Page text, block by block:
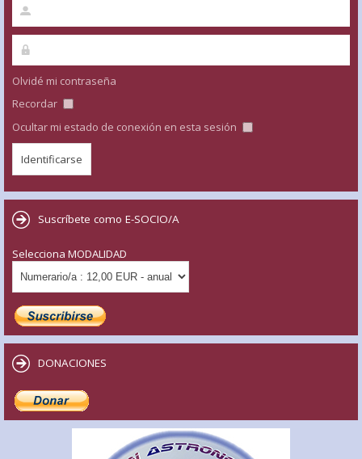
Olvidé mi contraseña
Recordar
Ocultar mi estado de conexión en esta sesión
Suscríbete como E-SOCIO/A
Selecciona MODALIDAD
DONACIONES